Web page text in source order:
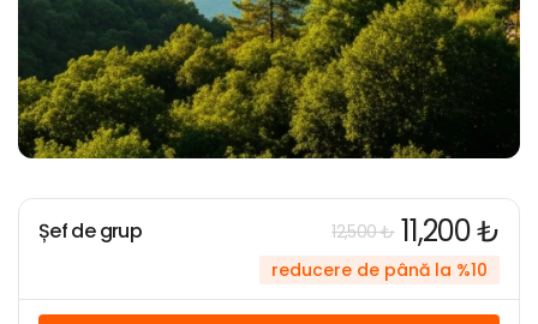
Șef de grup 12,500 ₺ 11,200 ₺
reducere de până la %10